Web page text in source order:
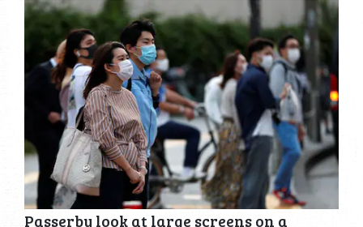
Passerby look at large screens on a